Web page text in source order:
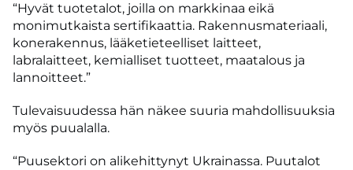
“Hyvät tuotetalot, joilla on markkinaa eikä
monimutkaista sertifikaattia. Rakennusmateriaali,
konerakennus, lääketieteelliset laitteet,
labralaitteet, kemialliset tuotteet, maatalous ja
lannoitteet.”
Tulevaisuudessa hän näkee suuria mahdollisuuksia
myös puualalla.
“Puusektori on alikehittynyt Ukrainassa. Puutalot